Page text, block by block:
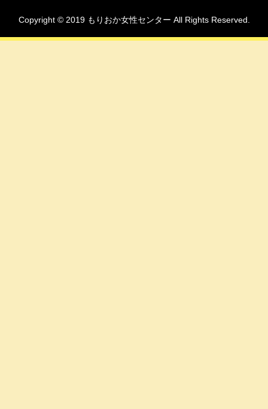
Copyright © 2019 もりおか女性センター All Rights Reserved.